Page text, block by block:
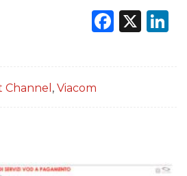
X
, Viacom